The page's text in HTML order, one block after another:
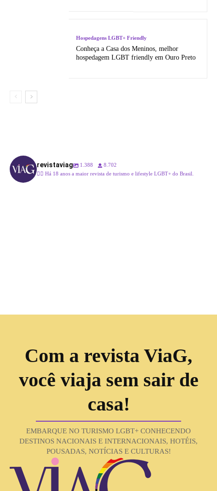
Hospedagens LGBT+ Friendly
Conheça a Casa dos Meninos, melhor
hospedagem LGBT friendly em Ouro Preto
revistaviag 1.388
8.702
🏳️‍🌈 Há 18 anos a maior revista de turismo e lifestyle LGBT+ do Brasil.
Com a revista ViaG,
você viaja sem sair de
casa!
EMBARQUE NO TURISMO LGBT+ CONHECENDO
DESTINOS NACIONAIS E INTERNACIONAIS, HOTÉIS,
POUSADAS, NOTÍCIAS E CULTURAS!